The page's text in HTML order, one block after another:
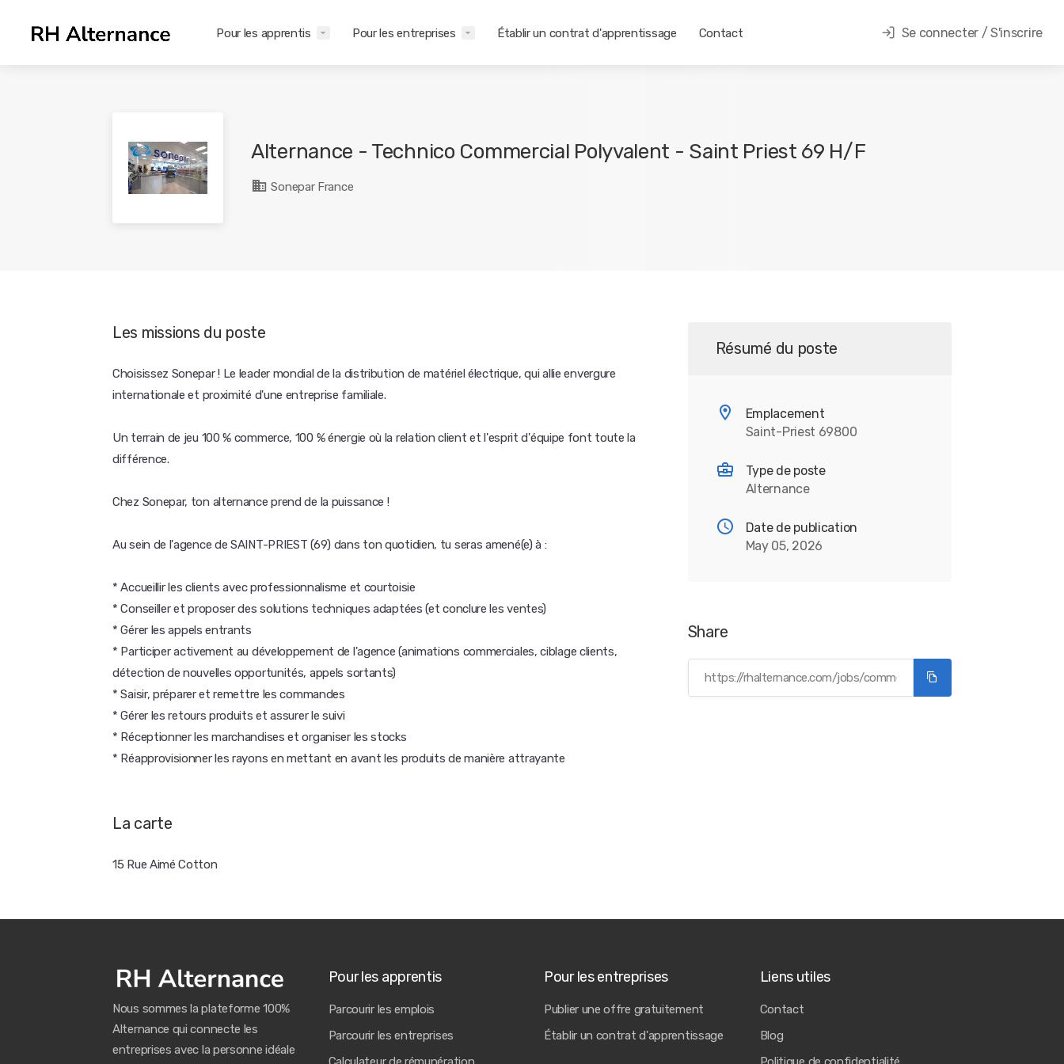
Pour les apprentis Pour les entreprises Établir un contrat d'apprentissage Contact Se connecter / S'inscrire
Alternance - Technico Commercial Polyvalent - Saint Priest 69 H/F
Sonepar France
Les missions du poste
Choisissez Sonepar ! Le leader mondial de la distribution de matériel électrique, qui allie envergure
internationale et proximité d'une entreprise familiale.
Un terrain de jeu 100 % commerce, 100 % énergie où la relation client et l'esprit d'équipe font toute la
différence.
Chez Sonepar, ton alternance prend de la puissance !
Au sein de l'agence de SAINT-PRIEST (69) dans ton quotidien, tu seras amené(e) à :
* Accueillir les clients avec professionnalisme et courtoisie
* Conseiller et proposer des solutions techniques adaptées (et conclure les ventes)
* Gérer les appels entrants
* Participer activement au développement de l'agence (animations commerciales, ciblage clients,
détection de nouvelles opportunités, appels sortants)
* Saisir, préparer et remettre les commandes
* Gérer les retours produits et assurer le suivi
* Réceptionner les marchandises et organiser les stocks
* Réapprovisionner les rayons en mettant en avant les produits de manière attrayante
La carte
15 Rue Aimé Cotton
Résumé du poste
Emplacement
Saint-Priest 69800
Type de poste
Alternance
Date de publication
May 05, 2026
Share
Nous sommes la plateforme 100%
Alternance qui connecte les
entreprises avec la personne idéale
Pour les apprentis
Parcourir les emplois
Parcourir les entreprises
Pour les entreprises
Publier une offre gratuitement
Établir un contrat d'apprentissage
Liens utiles
Contact
Blog